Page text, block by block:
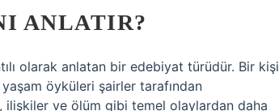
ANLATIR?
olarak anlatan bir edebiyat türüdür. Bir kişi
öyküleri şairler tarafından
ilişkiler ve ölüm gibi temel olaylardan daha